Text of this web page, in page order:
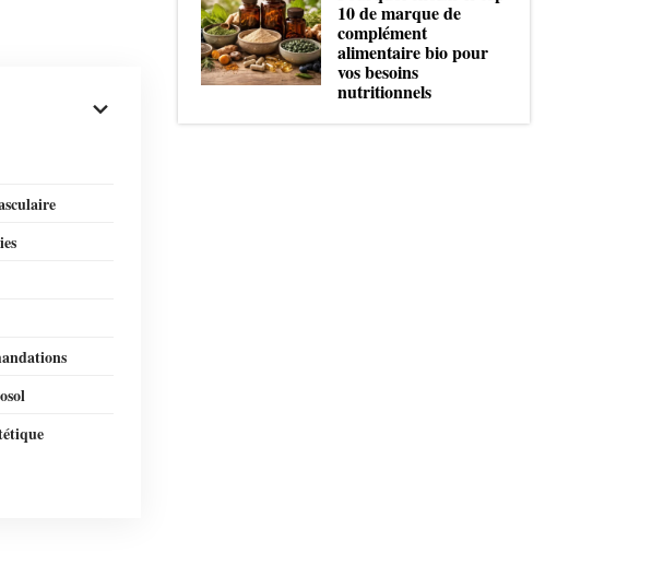
10 de marque de
complément
alimentaire bio pour
vos besoins
nutritionnels